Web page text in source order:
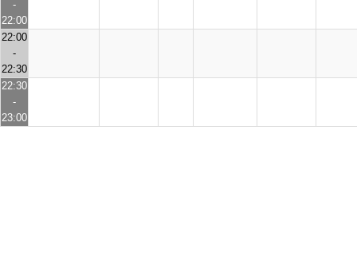
-
22:00
22:00
-
22:30
22:30
-
23:00